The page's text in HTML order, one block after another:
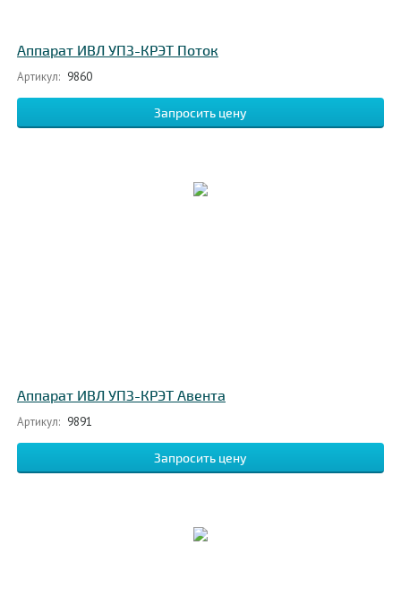
Аппарат ИВЛ УПЗ-КРЭТ Поток
Артикул: 9860
Запросить цену
Аппарат ИВЛ УПЗ-КРЭТ Авента
Артикул: 9891
Запросить цену